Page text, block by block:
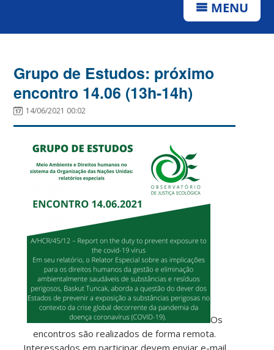
MENU
Grupo de Estudos: próximo
encontro 14.06 (13h-14h)
14/06/2021 00:02
Os
encontros são realizados de forma remota.
Interessados em participar devem enviar e-mail